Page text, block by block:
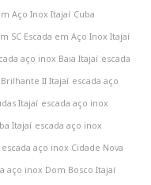
Aço Inox Itajaí Cuba
SC Escada em Aço Inox Itajaí
aço inox Baia Itajaí escada
II Itajaí escada aço
Itajaí escada aço inox
Itajaí escada aço inox
escada aço inox Cidade Nova
aço inox Dom Bosco Itajaí